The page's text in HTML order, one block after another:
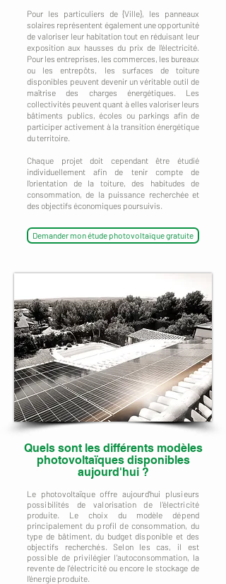
Pour les particuliers de {Ville}, les panneaux
solaires représentent également une opportunité
de valoriser leur habitation tout en réduisant leur
exposition aux hausses du prix de l'électricité.
Pour les entreprises, les commerces, les bureaux
ou les entrepôts, les surfaces de toiture
disponibles peuvent devenir un véritable outil de
maîtrise des charges énergétiques. Les
collectivités peuvent quant à elles valoriser leurs
bâtiments publics, écoles ou parkings afin de
participer activement à la transition énergétique
du territoire.
Chaque projet doit cependant être étudié
individuellement afin de tenir compte de
l'orientation de la toiture, des habitudes de
consommation, de la puissance recherchée et
des objectifs économiques poursuivis.
Demander mon étude photovoltaïque gratuite
Quels sont les différents modèles
photovoltaïques disponibles
aujourd'hui ?
Le photovoltaïque offre aujourd'hui plusieurs
possibilités de valorisation de l'électricité
produite. Le choix du modèle dépend
principalement du profil de consommation, du
type de bâtiment, du budget disponible et des
objectifs recherchés. Selon les cas, il est
possible de privilégier l'autoconsommation, la
revente de l'électricité ou encore le stockage de
l'énergie produite.